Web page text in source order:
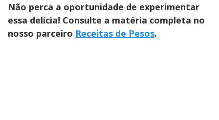
Não perca a oportunidade de experimentar
essa delícia! Consulte a matéria completa no
nosso parceiro Receitas de Pesos.